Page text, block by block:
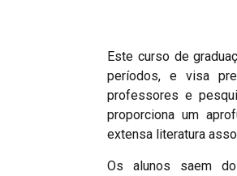
Este curso de
períodos, e visa
professores e
proporciona um
extensa literatura
Os alunos saem